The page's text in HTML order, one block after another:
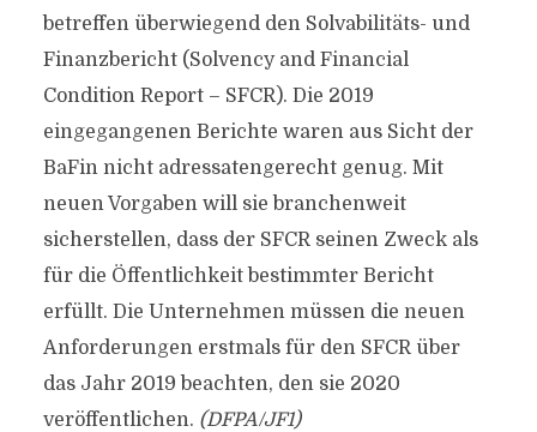
betreffen überwiegend den Solvabilitäts- und
Finanzbericht (Solvency and Financial
Condition Report – SFCR). Die 2019
eingegangenen Berichte waren aus Sicht der
BaFin nicht adressatengerecht genug. Mit
neuen Vorgaben will sie branchenweit
sicherstellen, dass der SFCR seinen Zweck als
für die Öffentlichkeit bestimmter Bericht
erfüllt. Die Unternehmen müssen die neuen
Anforderungen erstmals für den SFCR über
das Jahr 2019 beachten, den sie 2020
veröffentlichen. (DFPA/JF1)